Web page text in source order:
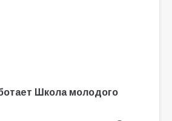
Школа молодого